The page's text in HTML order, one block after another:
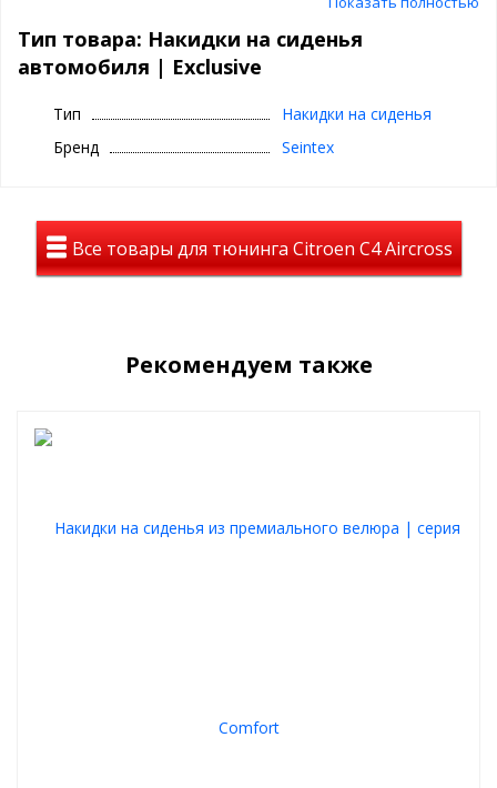
комфорта и защиты. Они подчеркивают статус владельца,
придают интерьеру премиальный вид и продлевают срок
службы обивки.
Премиальный материал
- это не только мягкость и элегантность, но и
любое время года.
Элегантный внешний вид
Комфорт 365 дней в году
Высокое качество и надежность
Функциональные преимущества
устанавливаются всего за 5 минут без необходимости
использования инструментов.
Тип товара: Накидки на сиденья
автомобиля | Exclusive
Тип
Накидки на сиденья
Бренд
Seintex
Все товары для тюнинга Citroen C4 Aircross
Рекомендуем также